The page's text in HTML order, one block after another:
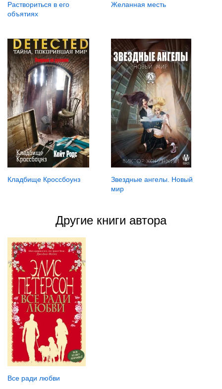
Раствориться в его
объятиях
Желанная месть
Кладбище Кроссбоунз
Звездные ангелы. Новый
мир
Другие книги автора
Все ради любви